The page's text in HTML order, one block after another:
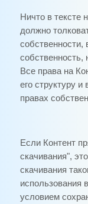
Ничто в тексте
должно
собственности,
собственность,
Все права на
его структуру
правах
Если Контент
скачивания",
скачивания
использования
условием